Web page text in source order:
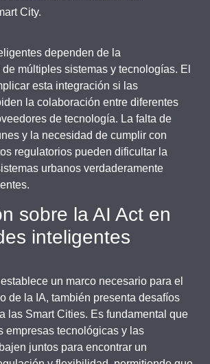
City.
dependen de la
múltiples sistemas y tecnologías. El
esta integración si las
la colaboración entre diferentes
de tecnología. La falta de
y la necesidad de cumplir con
regulatorios pueden dificultar la
urbanos verdaderamente
sobre la AI Act en
inteligentes
un marco necesario para el
de la IA, también presenta desafíos
las Smart Cities. Es fundamental que
empresas tecnológicas y las
juntos para encontrar un